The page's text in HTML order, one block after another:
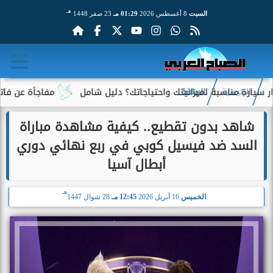
السبت 01:29 مـ 23 صفر 1448 هـ
مفاجأة عن فاتورة لميزانيتك واحتياجاتك؟ دليل شامل
الرئيسية الرياضة
شاهد بدون تقطيع.. كيفية مشاهدة مباراة
السد ضد فيسيل كوبي في ربع نهائي دوري
أبطال آسيا
الخميس 12:45 مـ 28 شوال 1447
هـ